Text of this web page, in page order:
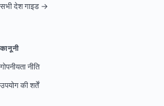
सभी देश गाइड →
कानूनी
गोपनीयता नीति
उपयोग की शर्तें